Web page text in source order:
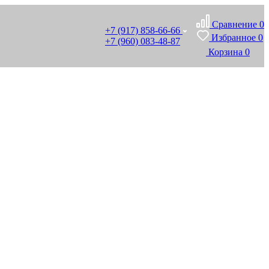
+7 (917) 858-66-66
+7 (960) 083-48-87
Сравнение 0
Избранное 0
Корзина 0